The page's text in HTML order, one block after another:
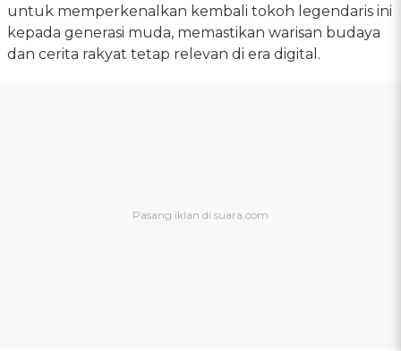
untuk memperkenalkan kembali tokoh legendaris ini
kepada generasi muda, memastikan warisan budaya
dan cerita rakyat tetap relevan di era digital.